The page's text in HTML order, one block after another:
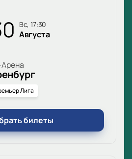
вс, 17:30
Августа
Лига
билеты